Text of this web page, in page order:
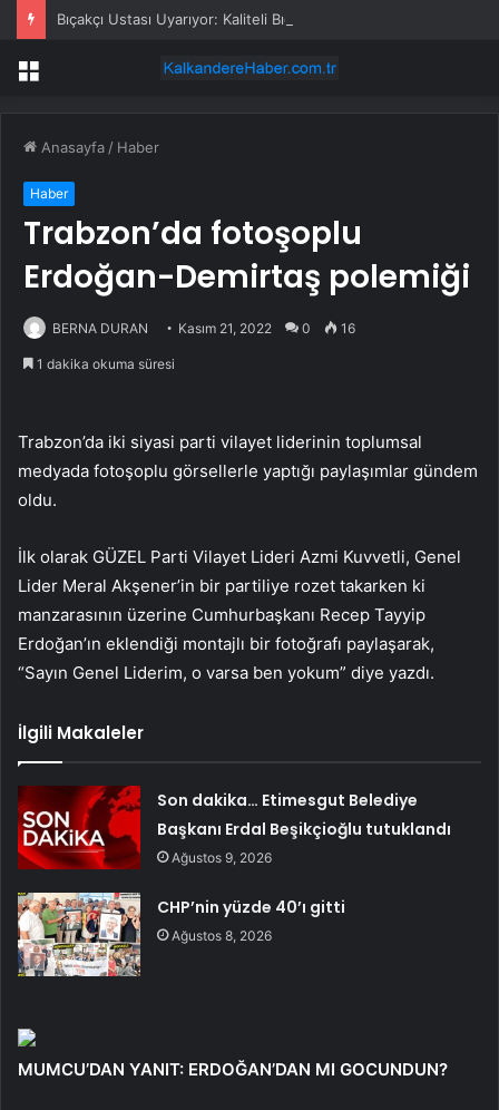
Bıçakçı Ustası Uyarıyor: Kaliteli Bıçak Alın!
Menü
Anasayfa / Haber
Haber
Trabzon’da fotoşoplu
Erdoğan-Demirtaş polemiği
BERNA DURAN Kasım 21, 2022 0 16
1 dakika okuma süresi
Trabzon’da iki siyasi parti vilayet liderinin toplumsal
medyada fotoşoplu görsellerle yaptığı paylaşımlar gündem
oldu.
İlk olarak GÜZEL Parti Vilayet Lideri Azmi Kuvvetli, Genel
Lider Meral Akşener’in bir partiliye rozet takarken ki
manzarasının üzerine Cumhurbaşkanı Recep Tayyip
Erdoğan’ın eklendiği montajlı bir fotoğrafı paylaşarak,
“Sayın Genel Liderim, o varsa ben yokum” diye yazdı.
İlgili Makaleler
Son dakika… Etimesgut Belediye
Başkanı Erdal Beşikçioğlu tutuklandı
Ağustos 9, 2026
CHP’nin yüzde 40’ı gitti
Ağustos 8, 2026
MUMCU’DAN YANIT: ERDOĞAN’DAN MI GOCUNDUN?